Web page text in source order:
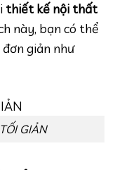
thiết kế nội thất
này, bạn có thể
giản như
GIẢN